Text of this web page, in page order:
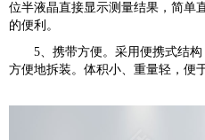
位半液晶直接显示测量结果，简单
的便利。
5、携带方便。采用便携式结
方便地拆装。体积小、重量轻，便